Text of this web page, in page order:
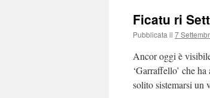
Ficatu ri
Pubblicata il 7
Ancor oggi è
‘Garraffello’ che
solito sistemarsi un